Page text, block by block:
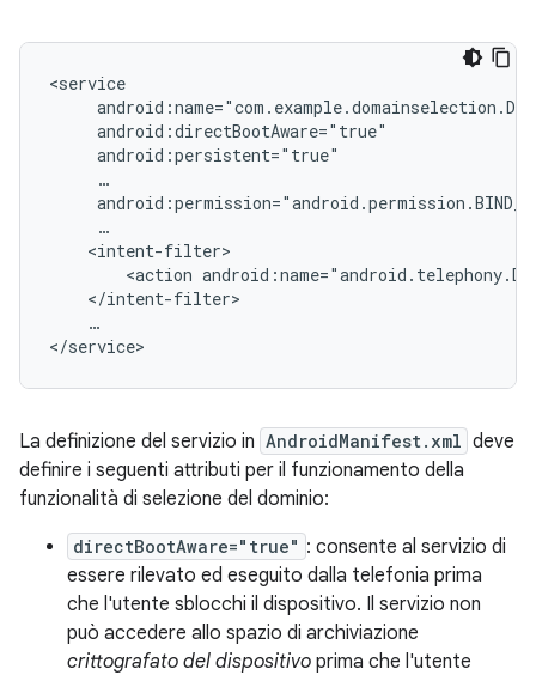
<service
     android:directBootAware="true"
     android:persistent="true"
     …
     …
    <intent-filter>
<action
    </intent-filter>
    …
La definizione del servizio in AndroidManifest.xml deve
definire i seguenti attributi per il funzionamento della
funzionalità di selezione del dominio:
directBootAware="true" : consente al servizio di
essere rilevato ed eseguito dalla telefonia prima
che l'utente sblocchi il dispositivo. Il servizio non
può accedere allo spazio di archiviazione
crittografato del dispositivo prima che l'utente